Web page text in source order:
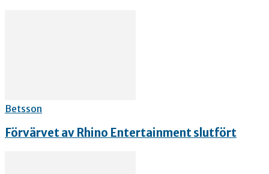
Betsson
Förvärvet av Rhino Entertainment slutfört